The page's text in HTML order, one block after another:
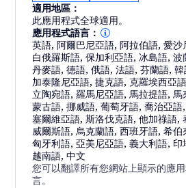
適用地區：
此應用程式全球適用。
應用程式語言：
英語,阿爾巴尼亞語,阿拉伯語,愛沙
白俄羅斯語,保加利亞語, 冰島語,波
丹麥語,德語,俄語,法語,芬蘭語,
加泰隆尼亞語,捷克語,克羅埃西亞語
立陶宛語,羅馬尼亞語, 馬拉提語, 馬
蒙古語,挪威語,葡萄牙語,喬治亞語,
塞爾維亞語,斯洛伐克語,他加祿語,
威爾斯語, 烏克蘭語,西班牙語,希伯
匈牙利語,亞美尼亞語,義大利語, 印
越南語,中文
您可以翻譯所有您網站上顯示的應
言。